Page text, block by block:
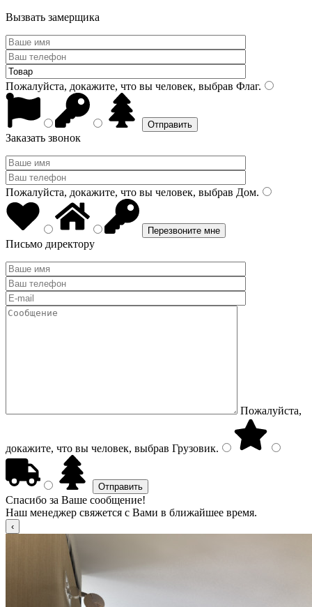
Вызвать замерщика
Пожалуйста, докажите, что вы человек, выбрав Флаг.
Заказать звонок
Пожалуйста, докажите, что вы человек, выбрав Дом.
Письмо директору
Пожалуйста,
докажите, что вы человек, выбрав Грузовик.
Спасибо за Ваше сообщение!
Наш менеджер свяжется с Вами в ближайшее время.